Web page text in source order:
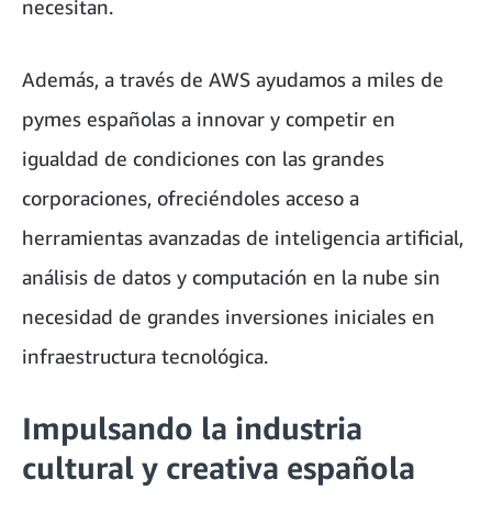
necesitan.
Además, a través de AWS ayudamos a miles de
pymes españolas a innovar y competir en
igualdad de condiciones con las grandes
corporaciones, ofreciéndoles acceso a
herramientas avanzadas de inteligencia artificial,
análisis de datos y computación en la nube sin
necesidad de grandes inversiones iniciales en
infraestructura tecnológica.
Impulsando la industria
cultural y creativa española